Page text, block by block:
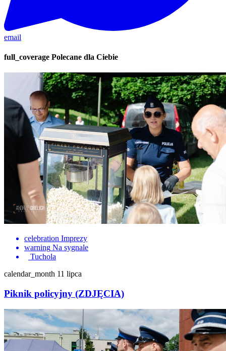
email
full_coverage Polecane dla Ciebie
celebration Imprezy
warning Na sygnale
Tuchola
calendar_month 11 lipca
Piknik policyjny (ZDJĘCIA)